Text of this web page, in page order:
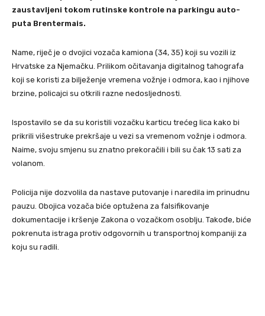
zaustavljeni tokom rutinske kontrole na parkingu auto-
puta Brentermais.
Name, riječ je o dvojici vozača kamiona (34, 35) koji su vozili iz
Hrvatske za Njemačku. Prilikom očitavanja digitalnog tahografa
koji se koristi za bilježenje vremena vožnje i odmora, kao i njihove
brzine, policajci su otkrili razne nedosljednosti.
Ispostavilo se da su koristili vozačku karticu trećeg lica kako bi
prikrili višestruke prekršaje u vezi sa vremenom vožnje i odmora.
Naime, svoju smjenu su znatno prekoračili i bili su čak 13 sati za
volanom.
Policija nije dozvolila da nastave putovanje i naredila im prinudnu
pauzu. Obojica vozača biće optužena za falsifikovanje
dokumentacije i kršenje Zakona o vozačkom osoblju. Takođe, biće
pokrenuta istraga protiv odgovornih u transportnoj kompaniji za
koju su radili.